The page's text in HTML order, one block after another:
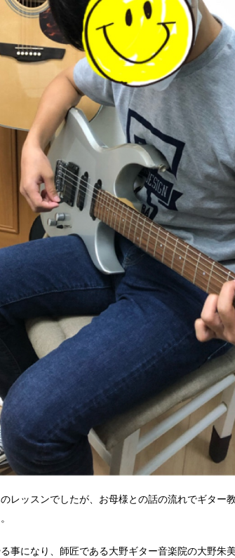
レッスンでしたが、お母様との話の流れでギター
事になり、師匠である大野ギター音楽院の大野朱